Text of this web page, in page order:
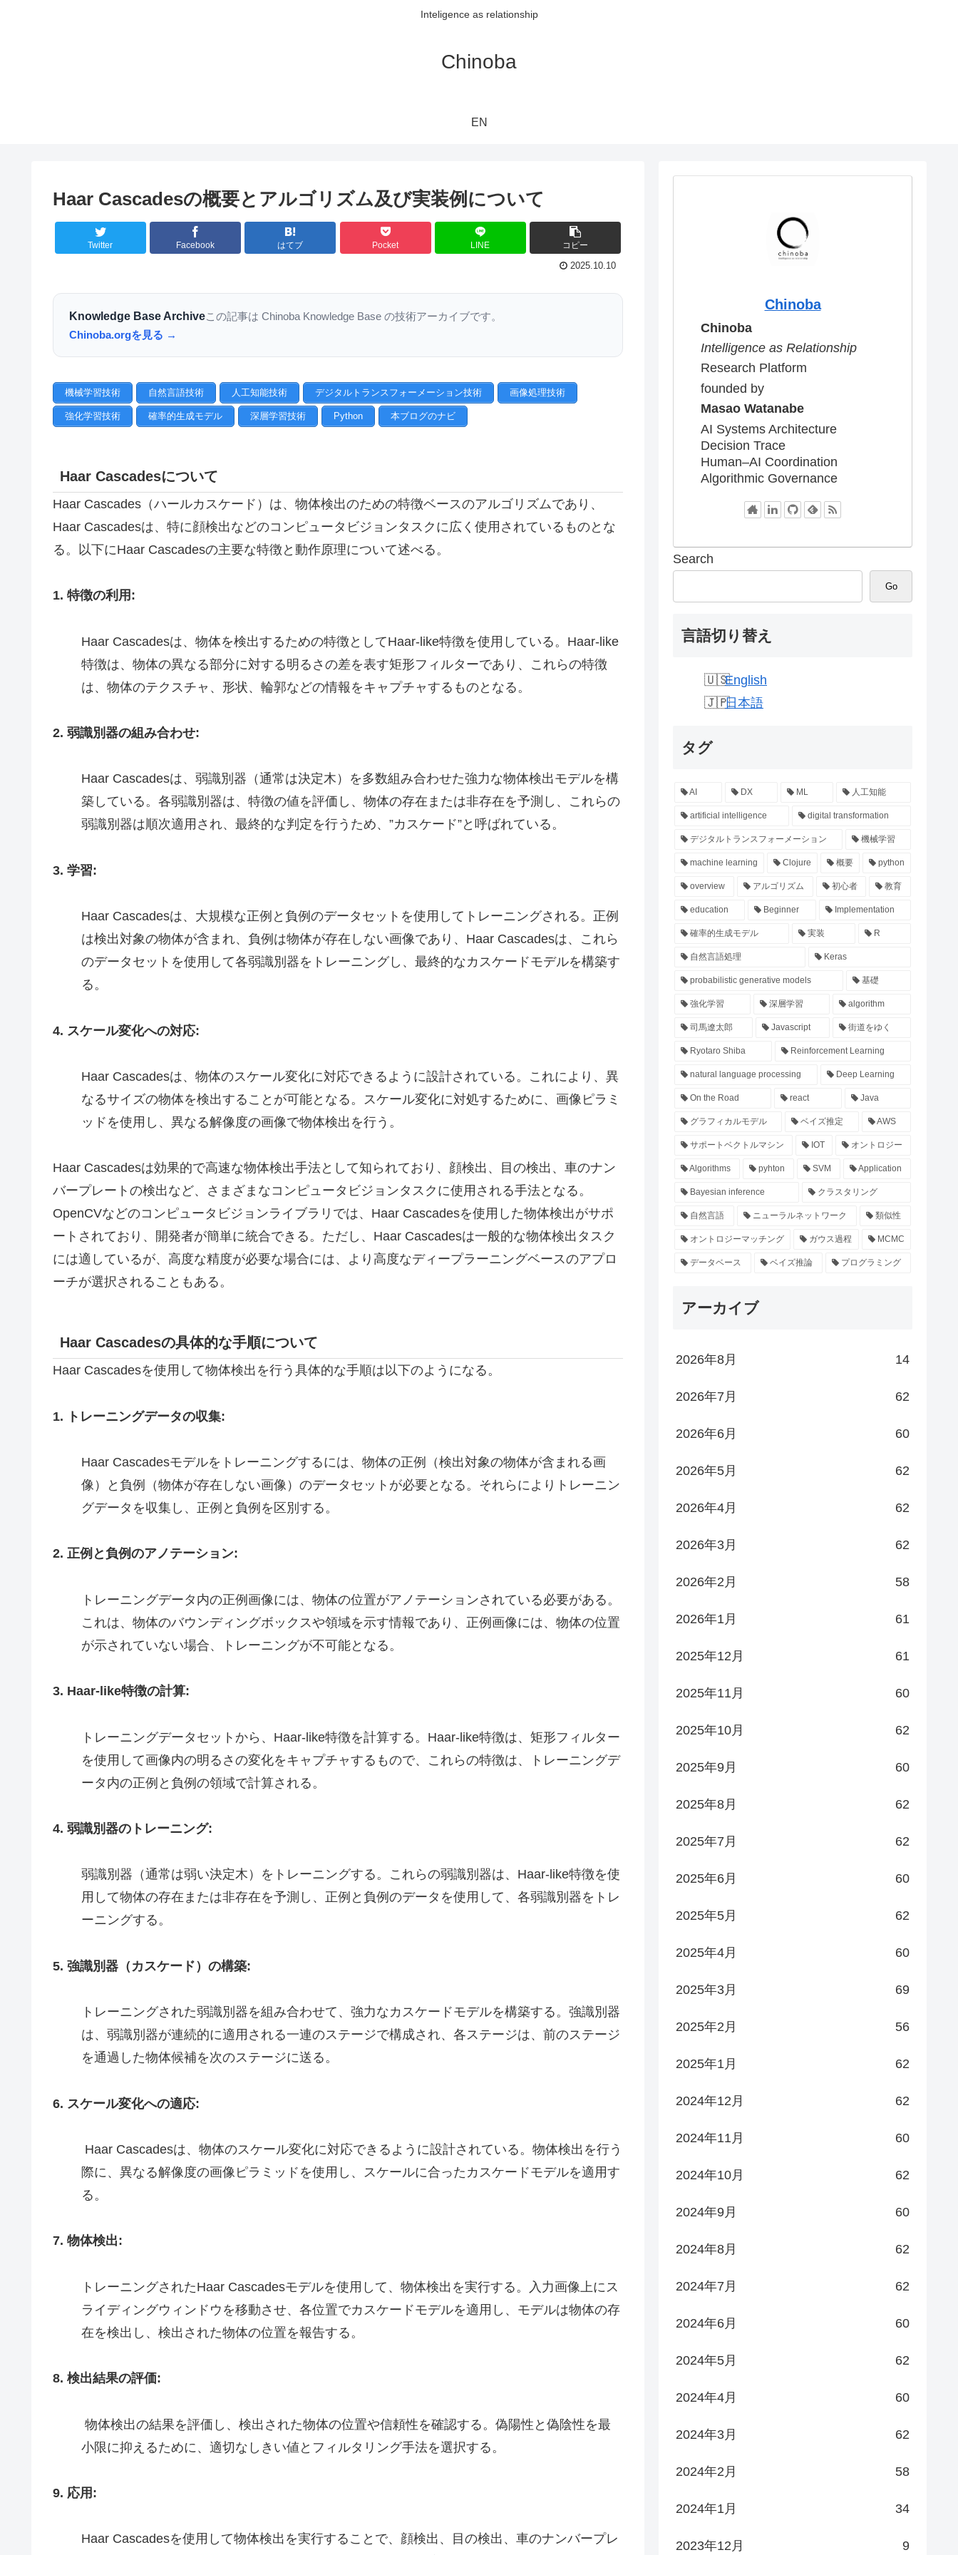
Inteligence as relationship
Chinoba
EN
Haar Cascadesの概要とアルゴリズム及び実装例について
Twitter Facebook はてブ Pocket LINE コピー
2025.10.10
Knowledge Base Archiveこの記事は Chinoba Knowledge Base の技術アーカイブです。
Chinoba.orgを見る →
機械学習技術 自然言語技術 人工知能技術 デジタルトランスフォーメーション技術 画像処理技術
強化学習技術 確率的生成モデル 深層学習技術 Python 本ブログのナビ
Haar Cascadesについて
Haar Cascades（ハールカスケード）は、物体検出のための特徴ベースのアルゴリズムであり、
Haar Cascadesは、特に顔検出などのコンピュータビジョンタスクに広く使用されているものとな
る。以下にHaar Cascadesの主要な特徴と動作原理について述べる。
1. 特徴の利用:
Haar Cascadesは、物体を検出するための特徴としてHaar-like特徴を使用している。Haar-like
特徴は、物体の異なる部分に対する明るさの差を表す矩形フィルターであり、これらの特徴
は、物体のテクスチャ、形状、輪郭などの情報をキャプチャするものとなる。
2. 弱識別器の組み合わせ:
Haar Cascadesは、弱識別器（通常は決定木）を多数組み合わせた強力な物体検出モデルを構
築している。各弱識別器は、特徴の値を評価し、物体の存在または非存在を予測し、これらの
弱識別器は順次適用され、最終的な判定を行うため、”カスケード”と呼ばれている。
3. 学習:
Haar Cascadesは、大規模な正例と負例のデータセットを使用してトレーニングされる。正例
は検出対象の物体が含まれ、負例は物体が存在しない画像であり、Haar Cascadesは、これら
のデータセットを使用して各弱識別器をトレーニングし、最終的なカスケードモデルを構築す
る。
4. スケール変化への対応:
Haar Cascadesは、物体のスケール変化に対応できるように設計されている。これにより、異
なるサイズの物体を検出することが可能となる。スケール変化に対処するために、画像ピラミ
ッドを使用し、異なる解像度の画像で物体検出を行う。
Haar Cascadesは効果的で高速な物体検出手法として知られており、顔検出、目の検出、車のナン
バープレートの検出など、さまざまなコンピュータビジョンタスクに使用される手法となる。
OpenCVなどのコンピュータビジョンライブラリでは、Haar Cascadesを使用した物体検出がサポ
ートされており、開発者が簡単に統合できる。ただし、Haar Cascadesは一般的な物体検出タスク
には適しているが、高度な精度が必要な場合には、より高度なディープラーニングベースのアプロ
ーチが選択されることもある。
Haar Cascadesの具体的な手順について
Haar Cascadesを使用して物体検出を行う具体的な手順は以下のようになる。
1. トレーニングデータの収集:
Haar Cascadesモデルをトレーニングするには、物体の正例（検出対象の物体が含まれる画
像）と負例（物体が存在しない画像）のデータセットが必要となる。それらによりトレーニン
グデータを収集し、正例と負例を区別する。
2. 正例と負例のアノテーション:
トレーニングデータ内の正例画像には、物体の位置がアノテーションされている必要がある。
これは、物体のバウンディングボックスや領域を示す情報であり、正例画像には、物体の位置
が示されていない場合、トレーニングが不可能となる。
3. Haar-like特徴の計算:
トレーニングデータセットから、Haar-like特徴を計算する。Haar-like特徴は、矩形フィルター
を使用して画像内の明るさの変化をキャプチャするもので、これらの特徴は、トレーニングデ
ータ内の正例と負例の領域で計算される。
4. 弱識別器のトレーニング:
弱識別器（通常は弱い決定木）をトレーニングする。これらの弱識別器は、Haar-like特徴を使
用して物体の存在または非存在を予測し、正例と負例のデータを使用して、各弱識別器をトレ
ーニングする。
5. 強識別器（カスケード）の構築:
トレーニングされた弱識別器を組み合わせて、強力なカスケードモデルを構築する。強識別器
は、弱識別器が連続的に適用される一連のステージで構成され、各ステージは、前のステージ
を通過した物体候補を次のステージに送る。
6. スケール変化への適応:
Haar Cascadesは、物体のスケール変化に対応できるように設計されている。物体検出を行う
際に、異なる解像度の画像ピラミッドを使用し、スケールに合ったカスケードモデルを適用す
る。
7. 物体検出:
トレーニングされたHaar Cascadesモデルを使用して、物体検出を実行する。入力画像上にス
ライディングウィンドウを移動させ、各位置でカスケードモデルを適用し、モデルは物体の存
在を検出し、検出された物体の位置を報告する。
8. 検出結果の評価:
物体検出の結果を評価し、検出された物体の位置や信頼性を確認する。偽陽性と偽陰性を最
小限に抑えるために、適切なしきい値とフィルタリング手法を選択する。
9. 応用:
Haar Cascadesを使用して物体検出を実行することで、顔検出、目の検出、車のナンバープレ
Chinoba
Chinoba
Intelligence as Relationship
Research Platform
founded by
Masao Watanabe
AI Systems Architecture
Decision Trace
Human–AI Coordination
Algorithmic Governance
Search
Go
言語切り替え
English
日本語
タグ
AI DX ML 人工知能
artificial intelligence digital transformation
デジタルトランスフォーメーション 機械学習
machine learning Clojure 概要 python
overview アルゴリズム 初心者 教育
education Beginner Implementation
確率的生成モデル 実装 R
自然言語処理 Keras
probabilistic generative models 基礎
強化学習 深層学習 algorithm
司馬遼太郎 Javascript 街道をゆく
Ryotaro Shiba Reinforcement Learning
natural language processing Deep Learning
On the Road react Java
グラフィカルモデル ベイズ推定 AWS
サポートベクトルマシン IOT オントロジー
Algorithms pyhton SVM Application
Bayesian inference クラスタリング
自然言語 ニューラルネットワーク 類似性
オントロジーマッチング ガウス過程 MCMC
データベース ベイズ推論 プログラミング
アーカイブ
2026年8月 14
2026年7月 62
2026年6月 60
2026年5月 62
2026年4月 62
2026年3月 62
2026年2月 58
2026年1月 61
2025年12月 61
2025年11月 60
2025年10月 62
2025年9月 60
2025年8月 62
2025年7月 62
2025年6月 60
2025年5月 62
2025年4月 60
2025年3月 69
2025年2月 56
2025年1月 62
2024年12月 62
2024年11月 60
2024年10月 62
2024年9月 60
2024年8月 62
2024年7月 62
2024年6月 60
2024年5月 62
2024年4月 60
2024年3月 62
2024年2月 58
2024年1月 34
2023年12月 9